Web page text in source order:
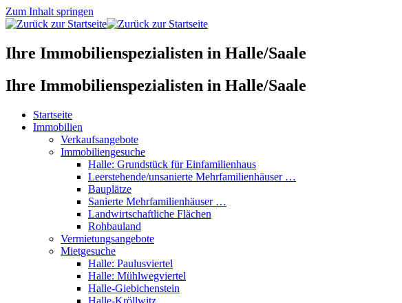
Zum Inhalt springen
Ihre Immobilienspezialisten in Halle/Saale
Ihre Immobilienspezialisten in Halle/Saale
Startseite
Immobilien
Verkaufsangebote
Immobiliengesuche
Halle: Grundstück für Einfamilienhaus
Leerstehende/unsanierte Mehrfamilienhäuser …
Bauplätze
Sanierte Mehrfamilienhäuser …
Landwirtschaftliche Flächen
Rohbauland
Vermietungsangebote
Mietgesuche
Halle: Paulusviertel
Halle: Mühlwegviertel
Halle-Giebichenstein
Halle-Kröllwitz